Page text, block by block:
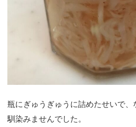
瓶にぎゅうぎゅうに詰めたせいで、
馴染みませんでした。